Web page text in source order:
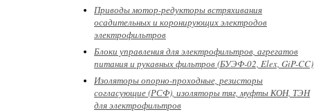
Приводы мотор-редукторы встряхивания
осадительных и коронирующих электродов
электрофильтров
Блоки управления для электрофильтров, агрегатов
питания и рукавных фильтров (БУЭФ-02, Elex, GiP-CC)
Изоляторы опорно-проходные, резисторы
согласующие (РСФ), изоляторы тяг, муфты КОН, ТЭН
для электрофильтров